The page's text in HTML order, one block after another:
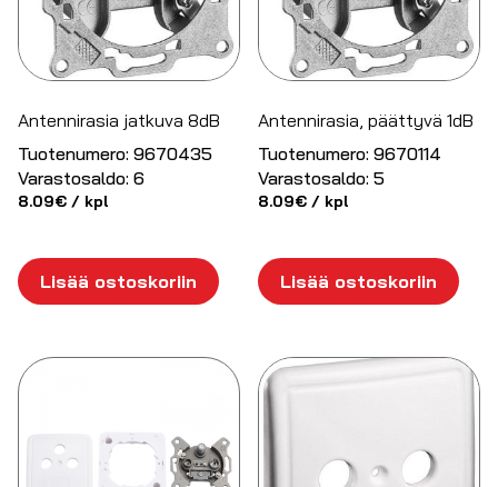
Antennirasia jatkuva 8dB
Tuotenumero: 9670435
Varastosaldo: 6
8.09€ / kpl
Lisää ostoskoriin
Antennirasia, päättyvä 1dB
Tuotenumero: 9670114
Varastosaldo: 5
8.09€ / kpl
Lisää ostoskoriin